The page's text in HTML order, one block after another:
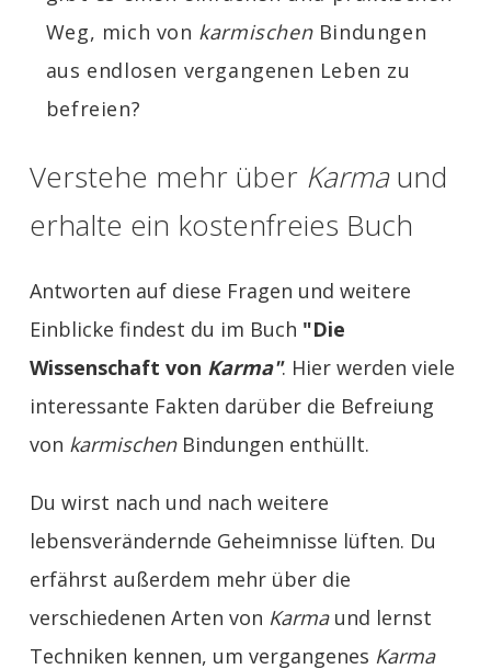
Weg, mich von karmischenBindungen
aus endlosen vergangenen Leben zu
befreien?
Verstehe mehr über Karmaund
erhalte ein kostenfreies Buch
Antworten auf diese Fragen und weitere
Einblicke findest du im Buch "Die
Wissenschaft von Karma". Hier werden viele
interessante Fakten darüber die Befreiung
von karmischenBindungen enthüllt.
Du wirst nach und nach weitere
lebensverändernde Geheimnisse lüften. Du
erfährst außerdem mehr über die
verschiedenen Arten von Karmaund lernst
Techniken kennen, um vergangenes Karma